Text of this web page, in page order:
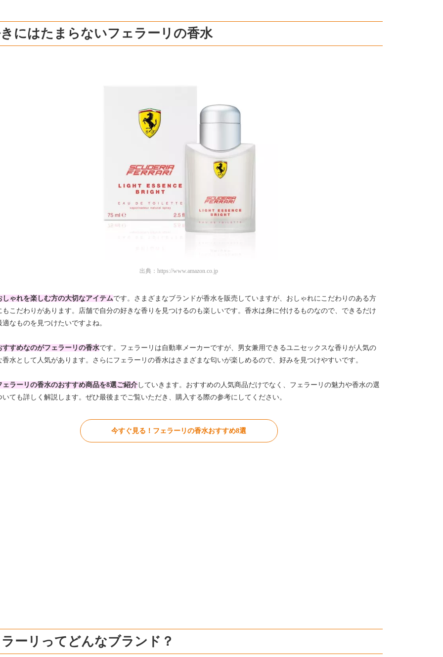
にはたまらないフェラーリの香水
出典： https://www.amazon.co.jp
しゃれを楽しむ方の大切なアイテムです。さまざまなブランドが香水を販売していますが、おしゃれにこだわりのある方
もこだわりがあります。店舗で自分の好きな香りを見つけるのも楽しいです。香水は身に付けるものなので、できるだけ
適なものを見つけたいですよね。
すすめなのがフェラーリの香水です。フェラーリは自動車メーカーですが、男女兼用できるユニセックスな香りが人気の
香水として人気があります。さらにフェラーリの香水はさまざまな匂いが楽しめるので、好みを見つけやすいです。
ェラーリの香水のおすすめ商品を8選ご紹介 していきます。おすすめの人気商品だけでなく、フェラーリの魅力や香水の選
いても詳しく解説します。ぜひ最後までご覧いただき、購入する際の参考にしてください。
今すぐ見る！フェラーリの香水おすすめ8選
ーリってどんなブランド？